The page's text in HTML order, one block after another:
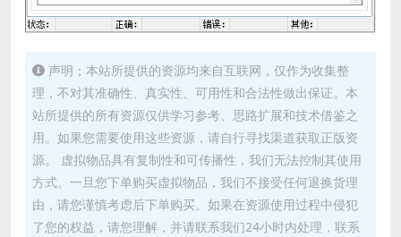
声明；本站所提供的资源均来自互联网，仅作为收集整
理，不对其准确性、真实性、可用性和合法性做出保证。本
站所提供的所有资源仅供学习参考、思路扩展和技术借鉴之
用。如果您需要使用这些资源，请自行寻找渠道获取正版资
源。 虚拟物品具有复制性和可传播性，我们无法控制其使用
方式。一旦您下单购买虚拟物品，我们不接受任何退换货理
由，请您谨慎考虑后下单购买。如果在资源使用过程中侵犯
了您的权益，请您理解，并请联系我们24小时内处理，联系